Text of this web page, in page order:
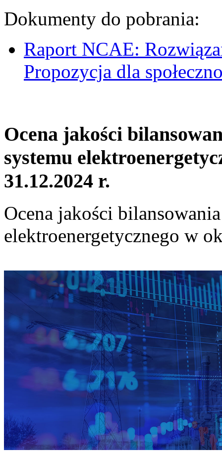
Dokumenty do pobrania:
Raport NCAE:
Propozycja dla
Ocena jakości
systemu
31.12.2024 r.
Ocena jakości
elektroenergetycznego w